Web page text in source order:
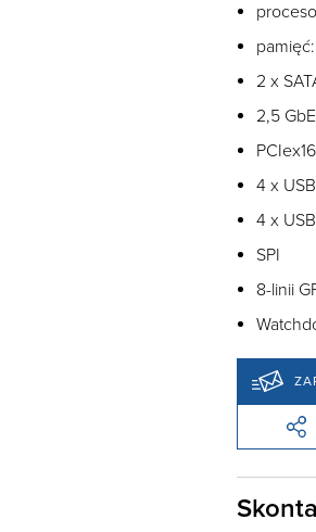
2 x
2,5
4 x
4 x
SPI
8-linii